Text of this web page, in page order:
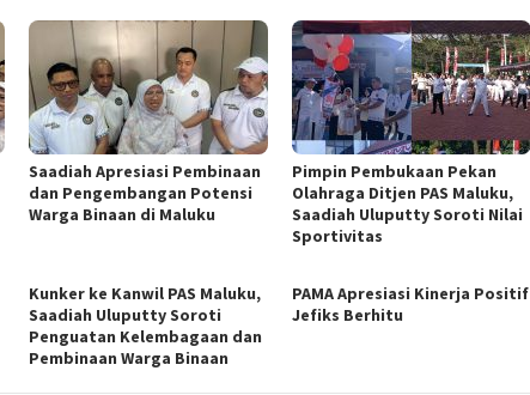
Saadiah Apresiasi Pembinaan
dan Pengembangan Potensi
Warga Binaan di Maluku
Pimpin Pembukaan Pekan
Olahraga Ditjen PAS Maluku,
Saadiah Uluputty Soroti Nilai
Sportivitas
Kunker ke Kanwil PAS Maluku,
Saadiah Uluputty Soroti
Penguatan Kelembagaan dan
Pembinaan Warga Binaan
PAMA Apresiasi Kinerja Positif
Jefiks Berhitu